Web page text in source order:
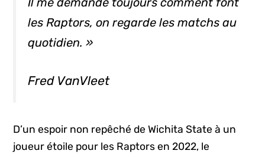
les Raptors, on regarde les matchs au
quotidien. »
Fred VanVleet
D’un espoir non repêché de Wichita State à un
joueur étoile pour les Raptors en 2022, le